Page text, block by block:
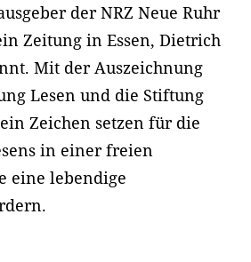
der NRZ Neue Ruhr
Zeitung in Essen, Dietrich
Mit der Auszeichnung
Lesen und die Stiftung
Zeichen setzen für die
in einer freien
eine lebendige